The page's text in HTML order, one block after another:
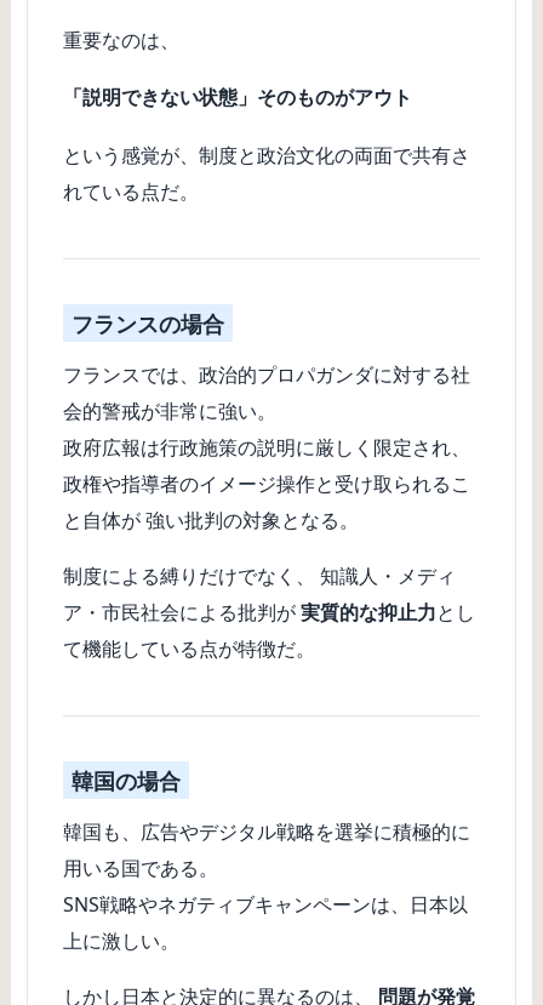
重要なのは、
「説明できない状態」そのものがアウト
という感覚が、制度と政治文化の両面で共有さ
れている点だ。
フランスの場合
フランスでは、政治的プロパガンダに対する社
会的警戒が非常に強い。
政府広報は行政施策の説明に厳しく限定され、
政権や指導者のイメージ操作と受け取られるこ
と自体が 強い批判の対象となる。
制度による縛りだけでなく、 知識人・メディ
ア・市民社会による批判が実質的な抑止力とし
て機能している点が特徴だ。
韓国の場合
韓国も、広告やデジタル戦略を選挙に積極的に
用いる国である。
SNS戦略やネガティブキャンペーンは、日本以
上に激しい。
しかし日本と決定的に異なるのは、 問題が発覚